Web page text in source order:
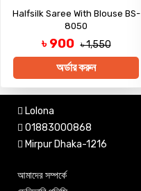
Halfsilk Saree With Blouse BS-
8050
৳ 900 ৳ 1,550
অর্ডার করুন
Lolona
01883000868
Mirpur Dhaka-1216
আমাদের সম্পর্কে